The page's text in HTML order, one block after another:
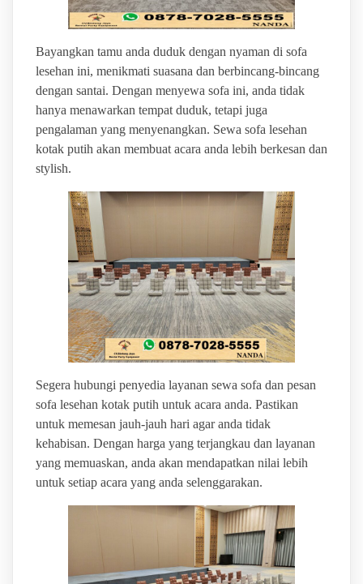
Bayangkan tamu anda duduk dengan nyaman di sofa
lesehan ini, menikmati suasana dan berbincang-bincang
dengan santai. Dengan menyewa sofa ini, anda tidak
hanya menawarkan tempat duduk, tetapi juga
pengalaman yang menyenangkan. Sewa sofa lesehan
kotak putih akan membuat acara anda lebih berkesan dan
stylish.
Segera hubungi penyedia layanan sewa sofa dan pesan
sofa lesehan kotak putih untuk acara anda. Pastikan
untuk memesan jauh-jauh hari agar anda tidak
kehabisan. Dengan harga yang terjangkau dan layanan
yang memuaskan, anda akan mendapatkan nilai lebih
untuk setiap acara yang anda selenggarakan.